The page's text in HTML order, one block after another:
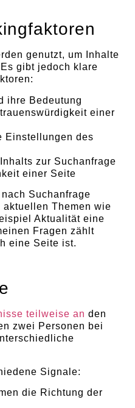
genutzt, um Inhalte
gibt jedoch klare
ihre Bedeutung
einer
Einstellungen des
zur Suchanfrage
einer Seite
Suchanfrage
Themen wie
Aktualität eine
Fragen zählt
eine Seite ist.
teilweise an den
zwei Personen bei
Signale:
die Richtung der